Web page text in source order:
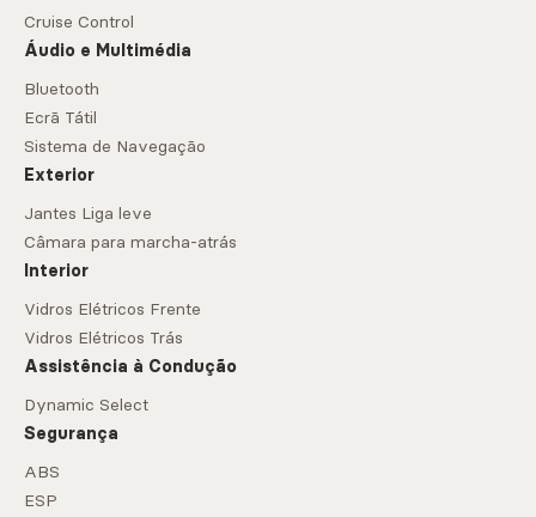
Cruise Control
Áudio e Multimédia
Bluetooth
Ecrã Tátil
Sistema de Navegação
Exterior
Jantes Liga leve
Câmara para marcha-atrás
Interior
Vidros Elétricos Frente
Vidros Elétricos Trás
Assistência à Condução
Dynamic Select
Segurança
ABS
ESP